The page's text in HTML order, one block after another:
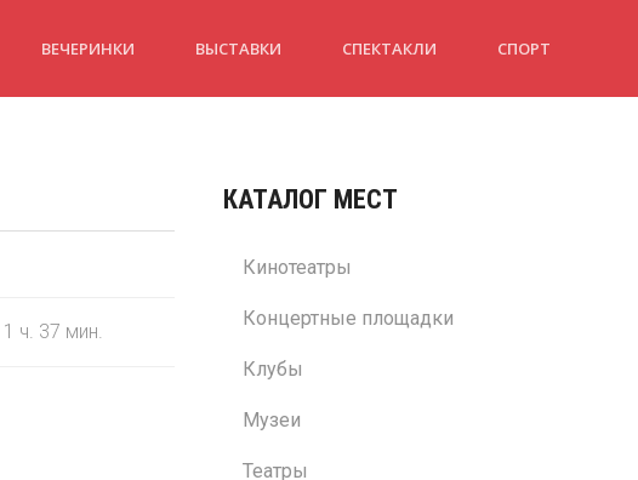
ВЕЧЕРИНКИ ВЫСТАВКИ СПЕКТАКЛИ СПОРТ
1 ч. 37 мин.
КАТАЛОГ МЕСТ
Кинотеатры
Концертные площадки
Клубы
Музеи
Театры